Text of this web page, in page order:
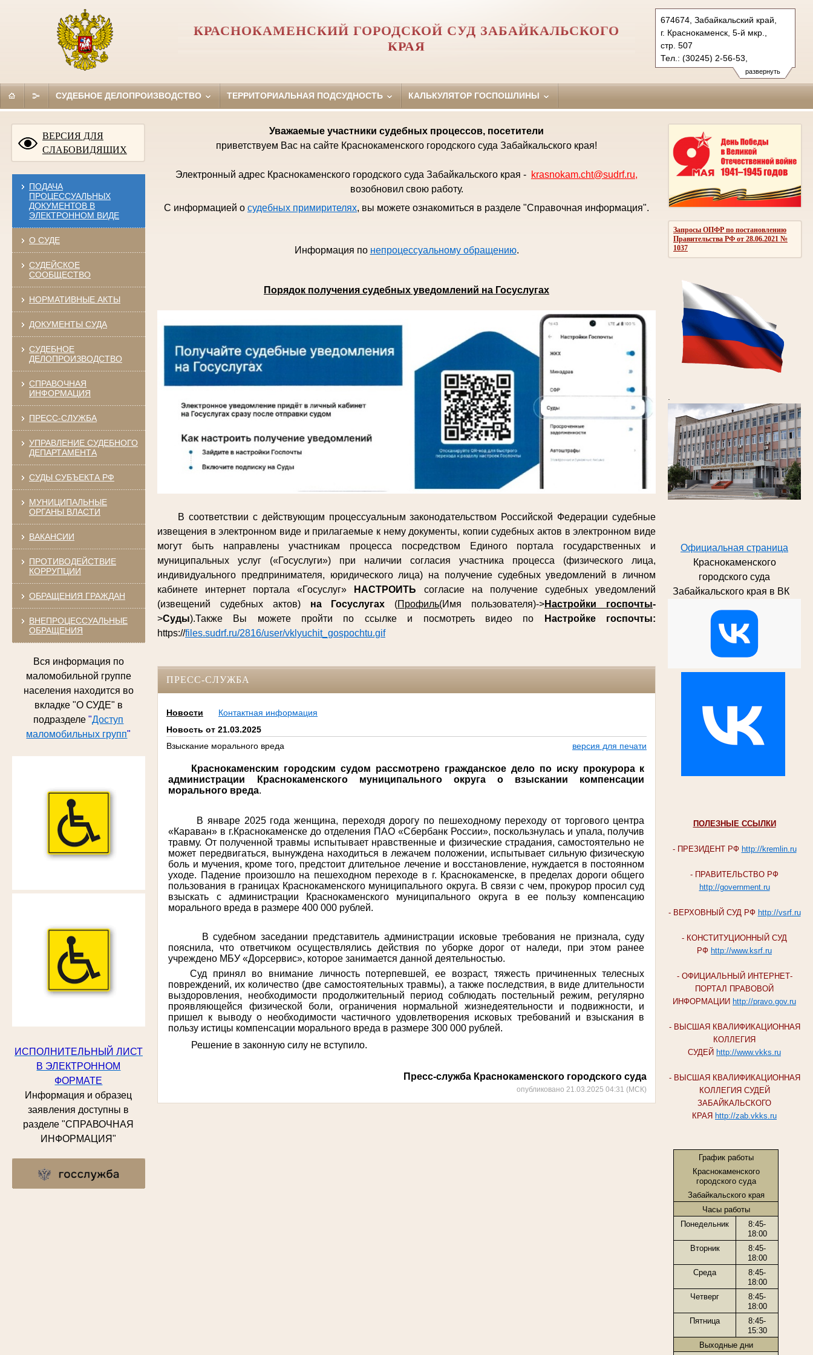
развернуть
674674, Забайкальский край,
г. Краснокаменск, 5-й мкр.,
стр. 507
Тел.: (30245) 2-56-53,
(3022) 23-83-71 (ф.)
krasnokam.cht@sudrf.ru
КРАСНОКАМЕНСКИЙ ГОРОДСКОЙ СУД ЗАБАЙКАЛЬСКОГО
КРАЯ
СУДЕБНОЕ ДЕЛОПРОИЗВОДСТВО ТЕРРИТОРИАЛЬНАЯ ПОДСУДНОСТЬ КАЛЬКУЛЯТОР ГОСПОШЛИНЫ
ВЕРСИЯ ДЛЯ
СЛАБОВИДЯЩИХ
ПОДАЧА
ПРОЦЕССУАЛЬНЫХ
ДОКУМЕНТОВ В
ЭЛЕКТРОННОМ ВИДЕ
О СУДЕ
СУДЕЙСКОЕ
СООБЩЕСТВО
НОРМАТИВНЫЕ АКТЫ
ДОКУМЕНТЫ СУДА
СУДЕБНОЕ
ДЕЛОПРОИЗВОДСТВО
СПРАВОЧНАЯ
ИНФОРМАЦИЯ
ПРЕСС-СЛУЖБА
УПРАВЛЕНИЕ СУДЕБНОГО
ДЕПАРТАМЕНТА
СУДЫ СУБЪЕКТА РФ
МУНИЦИПАЛЬНЫЕ
ОРГАНЫ ВЛАСТИ
ВАКАНСИИ
ПРОТИВОДЕЙСТВИЕ
КОРРУПЦИИ
ОБРАЩЕНИЯ ГРАЖДАН
ВНЕПРОЦЕССУАЛЬНЫЕ
ОБРАЩЕНИЯ
Вся информация по
маломобильной группе
населения находится во
вкладке "О СУДЕ" в
подразделе"Доступ
маломобильных групп"
ИСПОЛНИТЕЛЬНЫЙ ЛИСТ
В ЭЛЕКТРОННОМ
ФОРМАТЕ
Информация и образец
заявления доступны в
разделе "СПРАВОЧНАЯ
ИНФОРМАЦИЯ"
Запросы ОПФР по постановлению
Правительства РФ от 28.06.2021 №
1037
Официальная страница
Краснокаменского
городского суда
Забайкальского края в ВК
ПОЛЕЗНЫЕ ССЫЛКИ
- ПРЕЗИДЕНТ РФ http://kremlin.ru
- ПРАВИТЕЛЬСТВО РФ
http://government.ru
- ВЕРХОВНЫЙ СУД РФ http://vsrf.ru
- КОНСТИТУЦИОННЫЙ СУД
РФ http://www.ksrf.ru
- ОФИЦИАЛЬНЫЙ ИНТЕРНЕТ-
ПОРТАЛ ПРАВОВОЙ
ИНФОРМАЦИИ http://pravo.gov.ru
- ВЫСШАЯ КВАЛИФИКАЦИОННАЯ
КОЛЛЕГИЯ
СУДЕЙ http://www.vkks.ru
- ВЫСШАЯ КВАЛИФИКАЦИОННАЯ
КОЛЛЕГИЯ СУДЕЙ
ЗАБАЙКАЛЬСКОГО
КРАЯ http://zab.vkks.ru
График работы
Краснокаменского
городского суда
Забайкальского края
Часы работы
Понедельник
8:45-
18:00
Вторник
8:45-
18:00
Среда
8:45-
18:00
Четверг
8:45-
18:00
Пятница
8:45-
15:30
Выходные дни
Уважаемые участники судебных процессов, посетители
приветствуем Вас на сайте Краснокаменского городского суда Забайкальского края!
Электронный адрес Краснокаменского городского суда Забайкальского края - krasnokam.cht@sudrf.ru,
возобновил свою работу.
С информацией о судебных примирителях, вы можете ознакомиться в разделе "Справочная информация".
Информация по непроцессуальному обращению.
Порядок получения судебных уведомлений на Госуслугах
В соответствии с действующим процессуальным законодательством Российской Федерации судебные
извещения в электронном виде и прилагаемые к нему документы, копии судебных актов в электронном виде
могут быть направлены участникам процесса посредством Единого портала государственных и
муниципальных услуг («Госуслуги») при наличии согласия участника процесса (физического лица,
индивидуального предпринимателя, юридического лица) на получение судебных уведомлений в личном
кабинете интернет портала «Госуслуг»
НАСТРОИТЬ согласие на получение судебных уведомлений
(извещений судебных актов) на Госуслугах (Профиль(Имя пользователя)->Настройки госпочты-
>Суды).Также Вы можете пройти по ссылке и посмотреть видео по
Настройке госпочты:
https://files.sudrf.ru/2816/user/vklyuchit_gospochtu.gif
ПРЕСС-СЛУЖБА
Новости
Контактная информация
Новость от 21.03.2025
Взыскание морального вреда
версия для печати
Краснокаменским городским судом рассмотрено гражданское дело по иску прокурора к
администрации Краснокаменского муниципального округа о взыскании компенсации
морального вреда.
В январе 2025 года женщина, переходя дорогу по пешеходному переходу от торгового центра
«Караван» в г.Краснокаменске до отделения ПАО «Сбербанк России», поскользнулась и упала, получив
травму. От полученной травмы испытывает нравственные и физические страдания, самостоятельно не
может передвигаться, вынуждена находиться в лежачем положении, испытывает сильную физическую
боль и мучения, кроме того, предстоит длительное лечение и восстановление, нуждается в постоянном
уходе. Падение произошло на пешеходном переходе в г. Краснокаменске, в пределах дороги общего
пользования в границах Краснокаменского муниципального округа. В связи с чем, прокурор просил суд
взыскать с администрации Краснокаменского муниципального округа в ее пользу компенсацию
морального вреда в размере 400 000 рублей.
В судебном заседании представитель администрации исковые требования не признала, суду
пояснила, что ответчиком осуществлялись действия по уборке дорог от наледи, при этом ранее
учреждено МБУ «Дорсервис», которое занимается данной деятельностью.
Суд принял во внимание личность потерпевшей, ее возраст, тяжесть причиненных телесных
повреждений, их количество (две самостоятельных травмы), а также последствия, в виде длительности
выздоровления, необходимости продолжительный период соблюдать постельный режим, регулярно
проявляющейся физической боли, ограничения нормальной жизнедеятельности и подвижности, и
пришел к выводу о необходимости частичного удовлетворения исковых требований и взыскания в
пользу истицы компенсации морального вреда в размере 300 000 рублей.
Решение в законную силу не вступило.
Пресс-служба Краснокаменского городского суда
опубликовано 21.03.2025 04:31 (МСК)